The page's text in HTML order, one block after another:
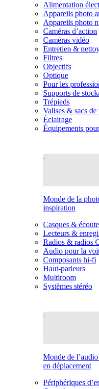
Alimentation
Appareils photo
Appareils photo
Caméras d’action
Caméras vidéo
Entretien &
Filtres
Objectifs
Optique
Pour les
Supports de
Trépieds
Valises & sacs de
Éclairage
Équipements
Monde de la
inspiration
Casques &
Lecteurs &
Radios & radios
Audio pour la
Composants hi-fi
Haut-parleurs
Multiroom
Systèmes stéréo
Monde de
en déplacement
Périphériques